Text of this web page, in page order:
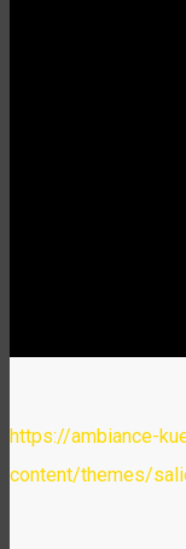
https://ambiance-
content/themes/